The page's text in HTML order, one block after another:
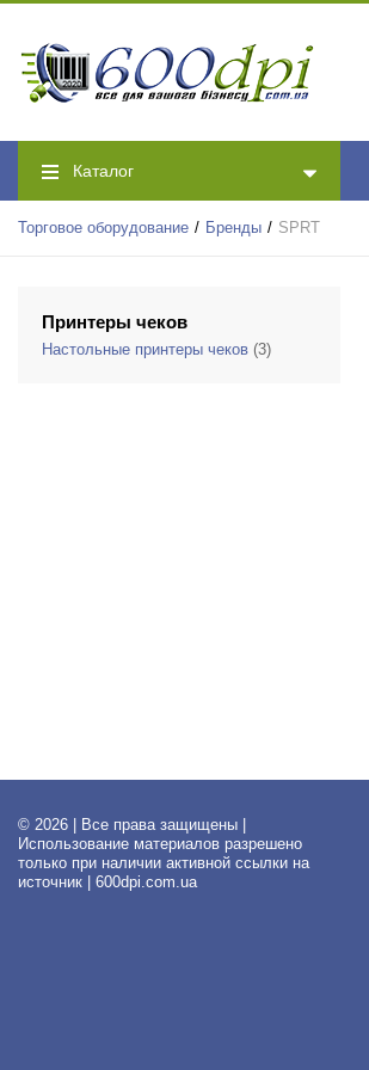
Каталог
Торговое оборудование Бренды SPRT
Принтеры чеков
Настольные принтеры чеков (3)
© 2026 | Все права защищены |
Использование материалов разрешено
только при наличии активной ссылки на
источник | 600dpi.com.ua